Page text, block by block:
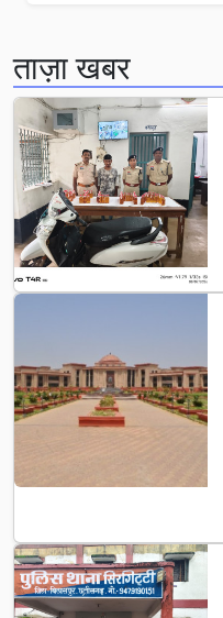
ताज़ा खबर